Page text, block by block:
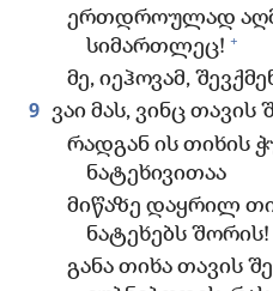
ერთდროულად
სიმართლეც! +
მე, იეჰოვამ,
9 ვაი მას, ვინც თავის
რადგან ის თიხის
ნატეხივითაა
მიწაზე დაყრილ
ნატეხებს შორის!
განა თიხა თავის